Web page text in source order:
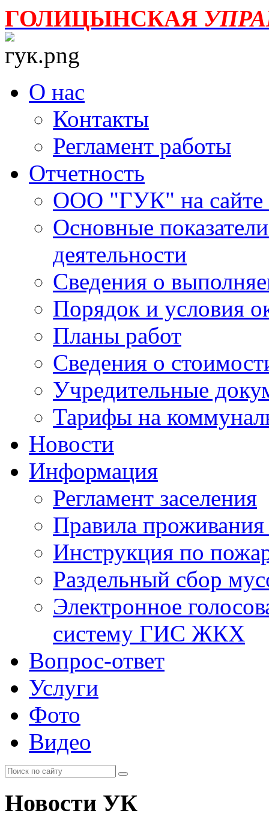
ГОЛИЦЫНСКАЯ
О нас
Контакты
Регламент работы
Отчетность
ООО "ГУК" на
Основные
деятельности
Сведения о
Порядок и условия
Планы работ
Сведения о
Учредительные
Тарифы на
Новости
Информация
Регламент заселения
Правила
Инструкция по
Раздельный сбор
Электронное
систему ГИС ЖКХ
Вопрос-ответ
Услуги
Фото
Видео
Новости УК